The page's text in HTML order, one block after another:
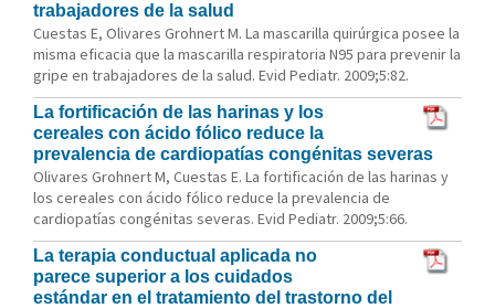
trabajadores de la salud
Cuestas E, Olivares Grohnert M. La mascarilla quirúrgica posee la
misma eficacia que la mascarilla respiratoria N95 para prevenir la
gripe en trabajadores de la salud. Evid Pediatr. 2009;5:82.
La fortificación de las harinas y los
cereales con ácido fólico reduce la
prevalencia de cardiopatías congénitas severas
Olivares Grohnert M, Cuestas E. La fortificación de las harinas y
los cereales con ácido fólico reduce la prevalencia de
cardiopatías congénitas severas. Evid Pediatr. 2009;5:66.
La terapia conductual aplicada no
parece superior a los cuidados
estándar en el tratamiento del trastorno del